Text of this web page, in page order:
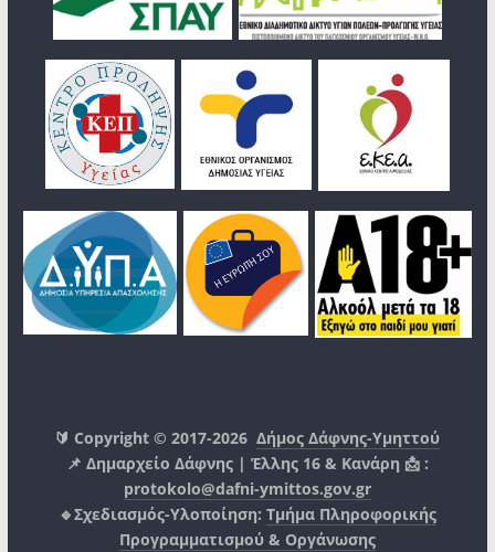
🔰 Copyright © 2017-2026Δήμος Δάφνης-Υμηττού
📌 Δημαρχείο Δάφνης | Έλλης 16 & Κανάρη 📩 :
protokolo@dafni-ymittos.gov.gr
🔹Σχεδιασμός-Υλοποίηση: Τμήμα Πληροφορικής
Προγραμματισμού & Οργάνωσης